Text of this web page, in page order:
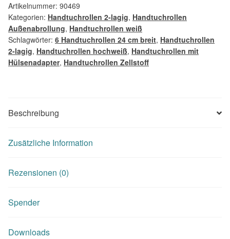
Artikelnummer: 90469
Kategorien: Handtuchrollen 2-lagig, Handtuchrollen
Außenabrollung, Handtuchrollen weiß
Schlagwörter: 6 Handtuchrollen 24 cm breit, Handtuchrollen
2-lagig, Handtuchrollen hochweiß, Handtuchrollen mit
Hülsenadapter, Handtuchrollen Zellstoff
Beschreibung
Zusätzliche Information
Rezensionen (0)
Spender
Downloads